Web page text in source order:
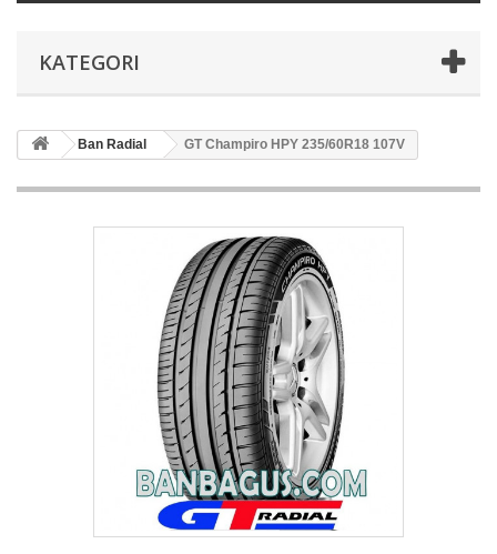
KATEGORI
Ban Radial GT Champiro HPY 235/60R18 107V